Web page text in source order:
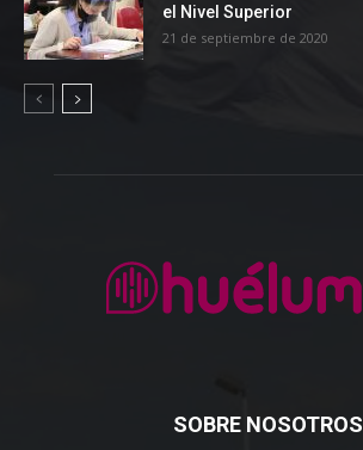
el Nivel Superior
21 de septiembre de 2020
SOBRE NOSOTROS